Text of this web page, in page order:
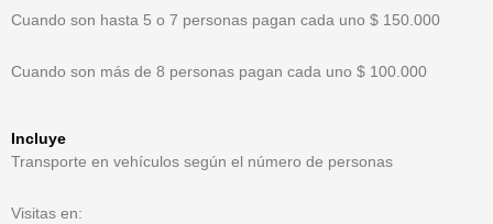
Cuando son hasta 5 o 7 personas pagan cada uno $ 150.000
Cuando son más de 8 personas pagan cada uno $ 100.000
Incluye
Transporte en vehículos según el número de personas
Visitas en: